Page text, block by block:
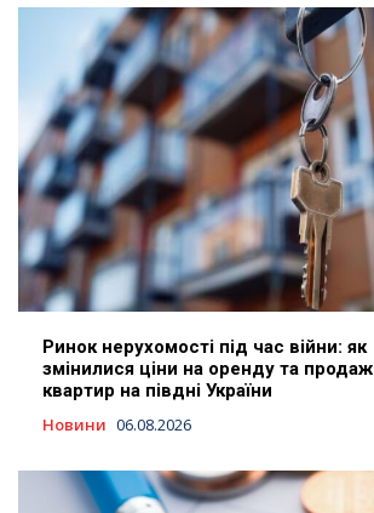
Ринок нерухомості під час війни: як
змінилися ціни на оренду та продаж
квартир на півдні України
Новини 06.08.2026